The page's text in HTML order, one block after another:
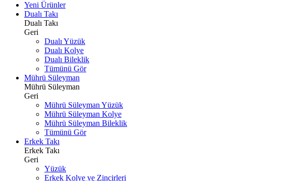
Yeni Ürünler
Dualı Takı
Dualı Takı
Geri
Dualı Yüzük
Dualı Kolye
Dualı Bileklik
Tümünü Gör
Mührü Süleyman
Mührü Süleyman
Geri
Mührü Süleyman Yüzük
Mührü Süleyman Kolye
Mührü Süleyman Bileklik
Tümünü Gör
Erkek Takı
Erkek Takı
Geri
Yüzük
Erkek Kolye ve Zincirleri